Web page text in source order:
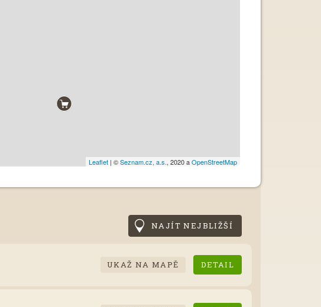
Leaflet | ©Seznam.cz, a.s., 2020 aOpenStreetMap
NAJÍT NEJBLIŽŠÍ
UKAŽ NA MAPĚ DETAIL